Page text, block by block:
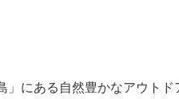
」にある自然豊かなアウトド